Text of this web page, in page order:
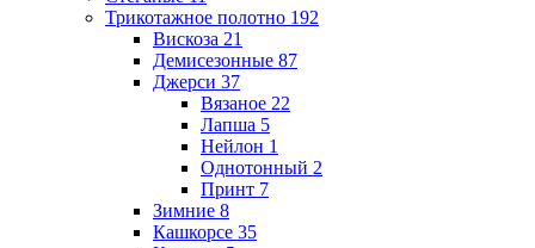
Трикотажное полотно 192
Вискоза 21
Демисезонные 87
Джерси 37
Вязаное 22
Лапша 5
Нейлон 1
Однотонный 2
Принт 7
Зимние 8
Кашкорсе 35